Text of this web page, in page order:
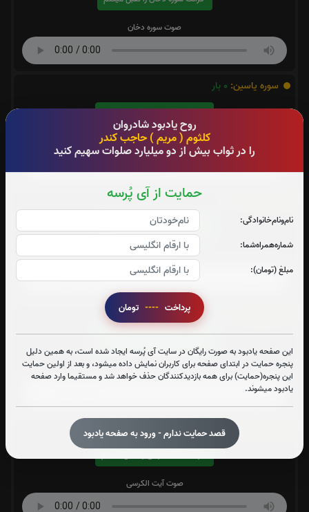
روح یادبود شادروان
کلثوم ( مریم ) حاجب کندر
را در ثواب بیش از دو میلیارد صلوات سهیم کنید
حمایت از آی پُرسه
نام‌و‌نام‌خانوادگی:
شماره‌همراه‌شما:
مبلغ (تومان):
پرداخت ----
این صفحه یادبود به صورت رایگان در سایت آی پُرسه ایجاد شده است، به همین دلیل
پنجره حمایت در ابتدای صفحه برای کاربران نمایش داده میشود، و بعد از اولین حمایت
این پنجره(حمایت) برای همه بازدیدکنندگان حذف خواهد شد و مستقیما وارد صفحه
یادبود میشوند.
قصد حمایت ندارم - ورود به صفحه یادبود
صوت سوره دخان
سوره یاسین: 0 بار
قرائت سوره یاسین را تقبل میکنم
صوت سوره یاسین
قرائت سوره قدر را تقبل میکنم
صوت سوره قدر
صوت سوره واقعه
آیت الکرسی: بار
صوت آیت الکرسی